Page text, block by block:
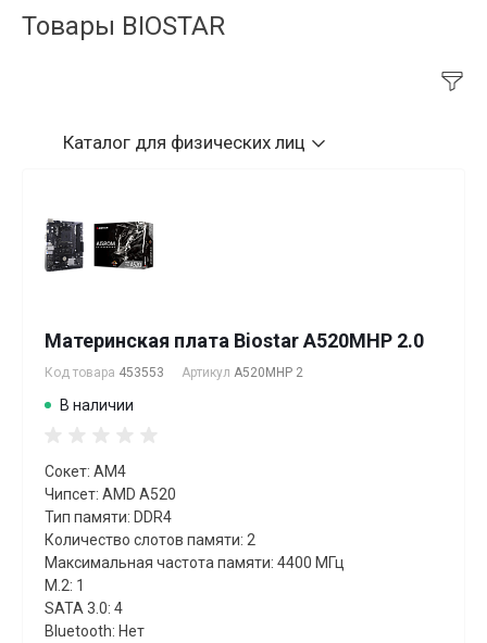
Товары BIOSTAR
Каталог для физических лиц
Материнская плата Biostar A520MHP 2.0
Код товара 453553 Артикул A520MHP 2
В наличии
Сокет: AM4
Чипсет: AMD A520
Тип памяти: DDR4
Количество слотов памяти: 2
Максимальная частота памяти: 4400 МГц
M.2: 1
SATA 3.0: 4
Bluetooth: Нет